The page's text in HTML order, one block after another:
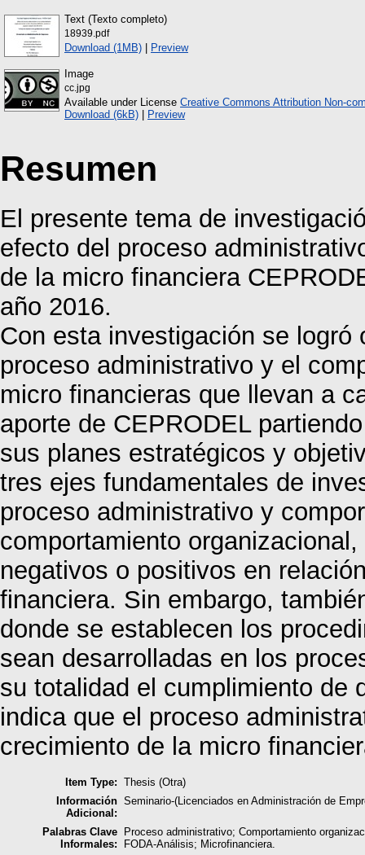
Text (Texto completo)
18939.pdf
Download (1MB) | Preview
Image
cc.jpg
Available under License Creative Commons Attribution Non-
Download (6kB) | Preview
Resumen
El presente tema de
efecto del proceso
de la micro financiera
año 2016.
Con esta investigación se
proceso administrativo y el
micro financieras que llevan a
aporte de CEPRODEL
sus planes estratégicos y
tres ejes fundamentales de
proceso administrativo y
comportamiento
negativos o positivos en
financiera. Sin embargo,
donde se establecen los
sean desarrolladas en los
su totalidad el cumplimiento de
indica que el proceso
crecimiento de la micro
Item Type: Thesis (Otra)
Información
Adicional:
Seminario-(Licenciados en Administración de
Palabras Clave
Informales:
Proceso administrativo; Comportamiento
FODA-Análisis; Microfinanciera.